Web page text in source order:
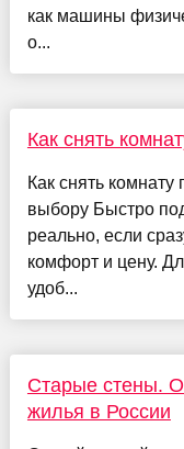
как машины
о...
Как снять
Как снять
выбору Быстро
реально, если
комфорт и цену.
удоб...
Старые стены.
жилья в России